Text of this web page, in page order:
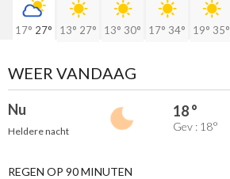
17° 27° 13° 27° 13° 30° 17° 34° 19° 35°
WEER VANDAAG
Nu
Heldere nacht
18 °
Gev : 18°
REGEN OP 90 MINUTEN